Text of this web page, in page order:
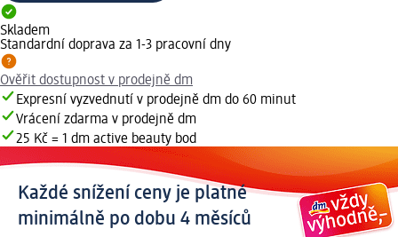
Skladem
Standardní doprava za 1-3 pracovní dny
Ověřit dostupnost v prodejně dm
Expresní vyzvednutí v prodejně dm do 60 minut
Vrácení zdarma v prodejně dm
25 Kč = 1 dm active beauty bod
Každé snížení ceny je platné
minimálně po dobu 4 měsíců